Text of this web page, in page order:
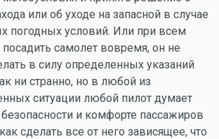
или об уходе на запасной в случае
погодных условий. Или при всем
самолет вовремя, он не
в силу определенных указаний
ни странно, но в любой из
ситуации любой пилот думает
и комфорте пассажиров
сделать все от него зависящее, что